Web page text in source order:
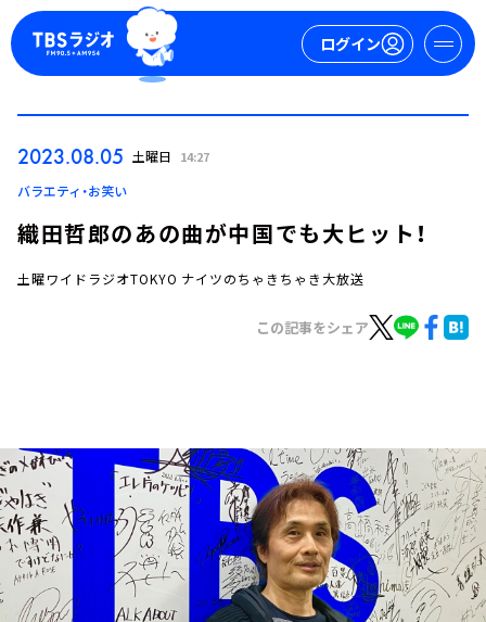
ログイン
ログイン
トピックス
TBS Podcast
お知らせ
イベント・グッズ
YouTube
会社情報
2023.08.05 土曜日 14:27
バラエティ・お笑い
織田哲郎のあの曲が中国でも大ヒット！
土曜ワイドラジオTOKYO ナイツのちゃきちゃき大放送
この記事をシェア